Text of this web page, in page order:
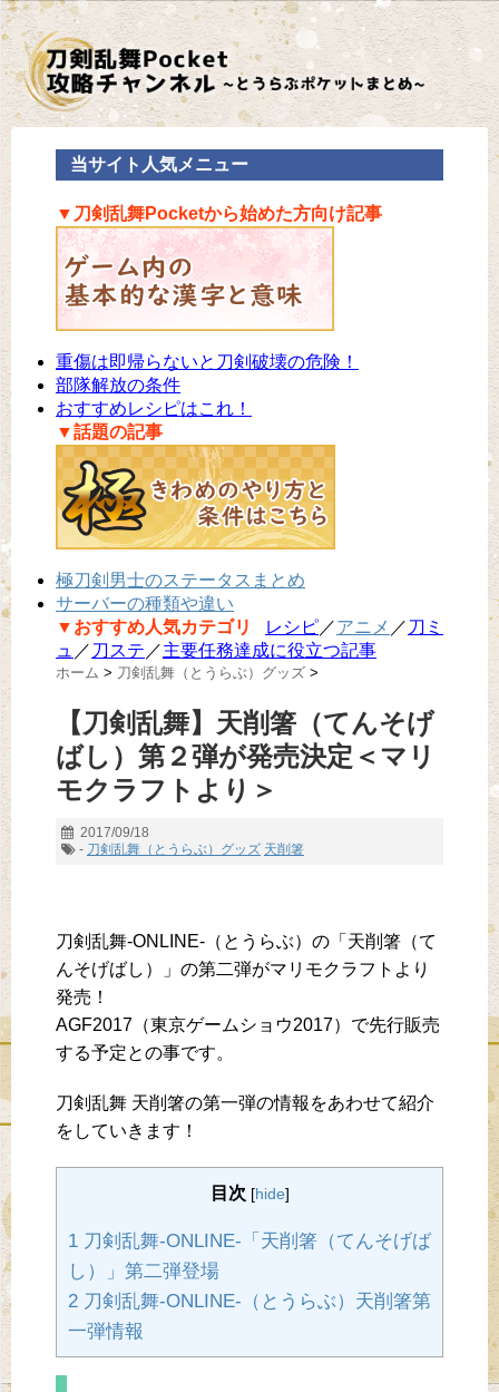
当サイト人気メニュー
▼刀剣乱舞Pocketから始めた方向け記事
重傷は即帰らないと刀剣破壊の危険！
部隊解放の条件
おすすめレシピはこれ！
▼話題の記事
極刀剣男士のステータスまとめ
サーバーの種類や違い
▼おすすめ人気カテゴリ
レシピ／アニメ ／ 刀ミ
ュ ／ 刀ステ ／主要任務達成に役立つ記事
ホーム > 刀剣乱舞（とうらぶ）グッズ >
【刀剣乱舞】天削箸（てんそげ
ばし）第２弾が発売決定＜マリ
モクラフトより＞
2017/09/18
- 刀剣乱舞（とうらぶ）グッズ 天削箸
刀剣乱舞-ONLINE-（とうらぶ）の「天削箸（て
んそげばし）」の第二弾がマリモクラフトより
発売！
AGF2017（東京ゲームショウ2017）で先行販売
する予定との事です。
刀剣乱舞 天削箸の第一弾の情報をあわせて紹介
をしていきます！
目次 [hide]
1 刀剣乱舞-ONLINE-「天削箸（てんそげば
し）」第二弾登場
2 刀剣乱舞-ONLINE-（とうらぶ）天削箸第
一弾情報